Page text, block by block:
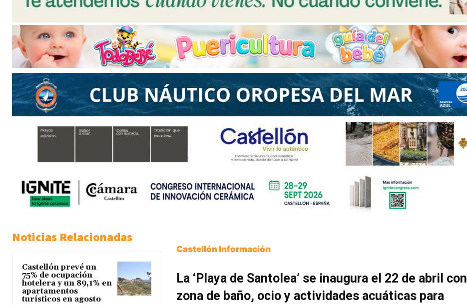
Noticias Relacionadas
Castellón prevé un
75% de ocupación
hotelera y un 89,1% en
apartamentos
turísticos en agosto
Castellón Información
La ‘Playa de Santolea’ se inaugura el 22 de abril con
zona de baño, ocio y actividades acuáticas para